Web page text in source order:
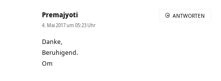
Premajyoti
4. Mai 2017 um 05:23 Uhr
Danke,
Beruhigend.
Om
ANTWORTEN